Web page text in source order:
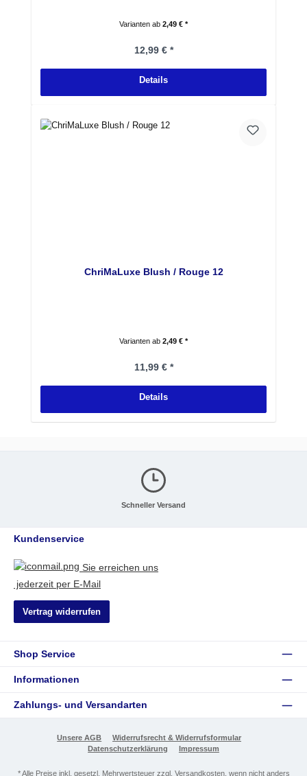
Varianten ab 2,49 € *
Regulärer Preis:
12,99 € *
Details
ChriMaLuxe Blush / Rouge 12
Varianten ab 2,49 € *
Regulärer Preis:
11,99 € *
Details
Schneller Versand
Kundenservice
Sie erreichen uns
jederzeit per E-Mail
Vertrag widerrufen
Shop Service
Informationen
Zahlungs- und Versandarten
Unsere AGB
Widerrufsrecht & Widerrufsformular
Datenschutzerklärung
Impressum
* Alle Preise inkl. gesetzl. Mehrwertsteuer zzgl. Versandkosten, wenn nicht anders